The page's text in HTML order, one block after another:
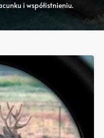
i współistnieniu.